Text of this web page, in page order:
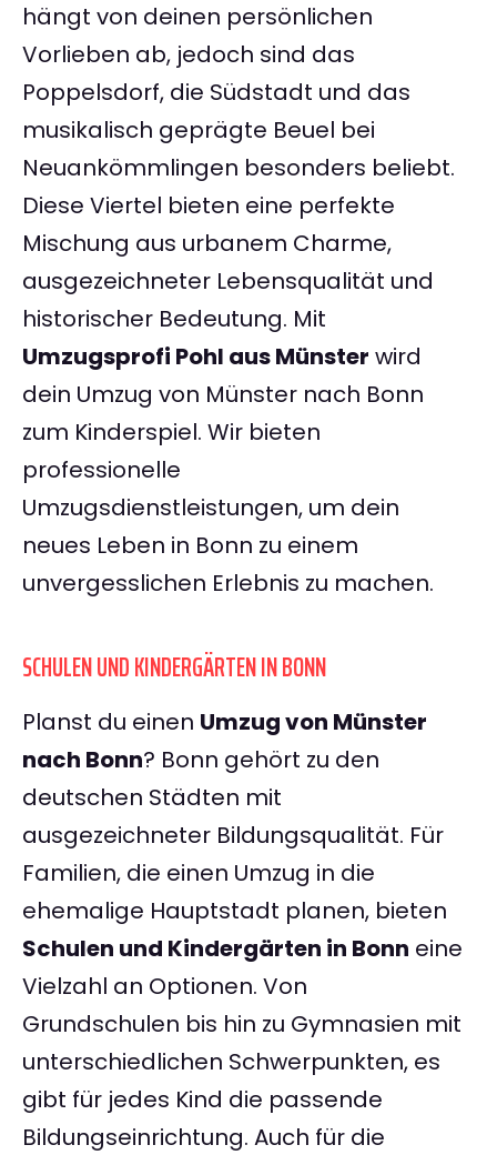
hängt von deinen persönlichen
Vorlieben ab, jedoch sind das
Poppelsdorf, die Südstadt und das
musikalisch geprägte Beuel bei
Neuankömmlingen besonders beliebt.
Diese Viertel bieten eine perfekte
Mischung aus urbanem Charme,
ausgezeichneter Lebensqualität und
historischer Bedeutung. Mit
Umzugsprofi Pohl aus Münster wird
dein Umzug von Münster nach Bonn
zum Kinderspiel. Wir bieten
professionelle
Umzugsdienstleistungen, um dein
neues Leben in Bonn zu einem
unvergesslichen Erlebnis zu machen.
SCHULEN UND KINDERGÄRTEN IN BONN
Planst du einen Umzug von Münster
nach Bonn? Bonn gehört zu den
deutschen Städten mit
ausgezeichneter Bildungsqualität. Für
Familien, die einen Umzug in die
ehemalige Hauptstadt planen, bieten
Schulen und Kindergärten in Bonn eine
Vielzahl an Optionen. Von
Grundschulen bis hin zu Gymnasien mit
unterschiedlichen Schwerpunkten, es
gibt für jedes Kind die passende
Bildungseinrichtung. Auch für die